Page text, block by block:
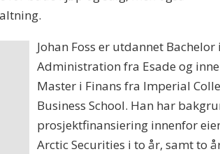
Johan Foss er utdannet Bachelor
Administration fra Esade og
Master i Finans fra Imperial
Business School. Han har
prosjektfinansiering innenfor
Arctic Securities i to år, samt to